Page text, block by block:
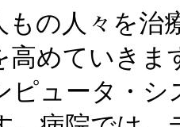
もの人々を治
高めていき
ピュータ・